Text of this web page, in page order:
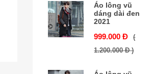
Áo lông vũ
dáng dài đen
2021
999.000 Đ
(
1.200.000 Đ )